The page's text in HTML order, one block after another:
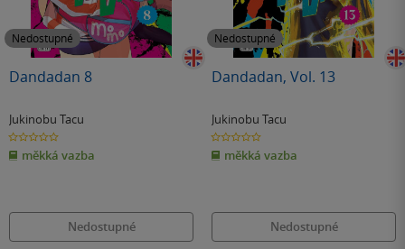
Nedostupné
Dandadan 8
Jukinobu Tacu
0.0
z
5
hvězdiček
měkká vazba
Nedostupné
Nedostupné
Dandadan, Vol. 13
Jukinobu Tacu
0.0
z
5
hvězdiček
měkká vazba
Nedostupné